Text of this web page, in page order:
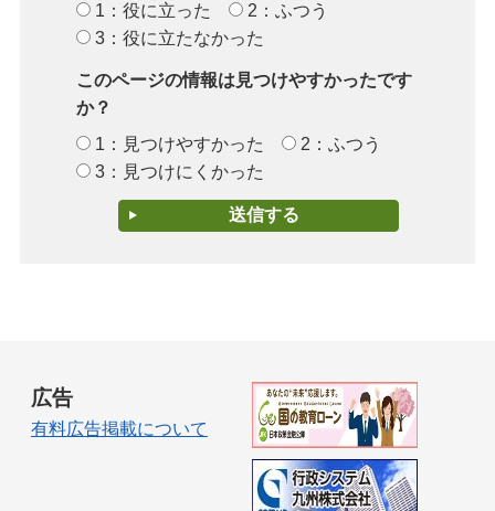
1：役に立った
2：ふつう
3：役に立たなかった
このページの情報は見つけやすかったです
か？
1：見つけやすかった
2：ふつう
3：見つけにくかった
広告
有料広告掲載について